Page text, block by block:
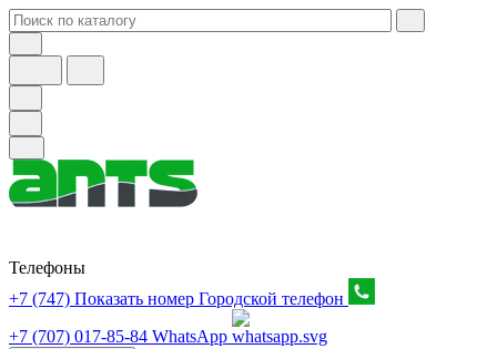
Телефоны
+7 (747) Показать номер Городской телефон
+7 (707) 017-85-84 WhatsApp